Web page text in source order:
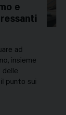
e
ad
insieme
delle
punto sui